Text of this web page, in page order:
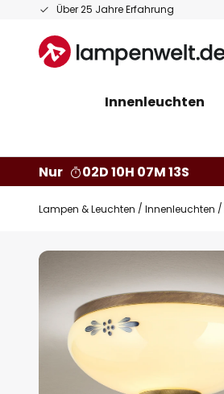
Über 25 Jahre Erfahrung
Zum
springen
Innenleuchten
Nur
02D 10H 07M 12S
Lampen & Leuchten Innenleuchten
Zum
der
Bildgalerie
springen